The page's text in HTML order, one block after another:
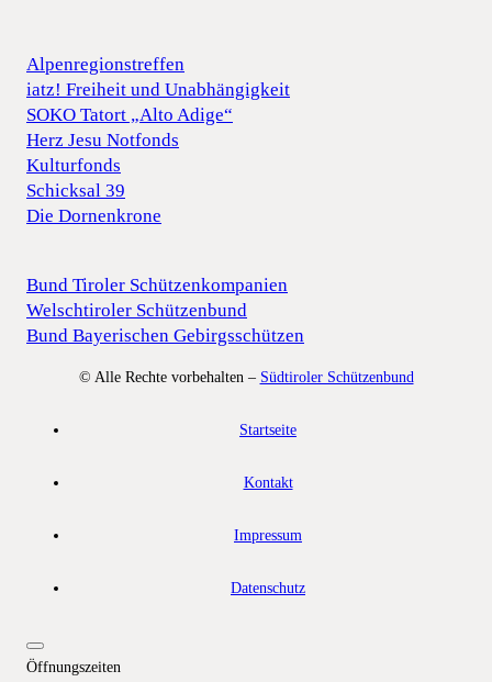
Alpenregionstreffen
iatz! Freiheit und Unabhängigkeit
SOKO Tatort „Alto Adige“
Herz Jesu Notfonds
Kulturfonds
Schicksal 39
Die Dornenkrone
Bund Tiroler Schützenkompanien
Welschtiroler Schützenbund
Bund Bayerischen Gebirgsschützen
© Alle Rechte vorbehalten – Südtiroler Schützenbund
Startseite
Kontakt
Impressum
Datenschutz
Öffnungszeiten